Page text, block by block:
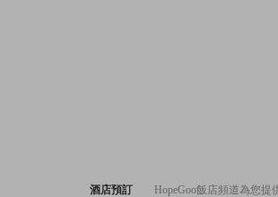
酒店預訂
HopeGoo飯店頻道為您